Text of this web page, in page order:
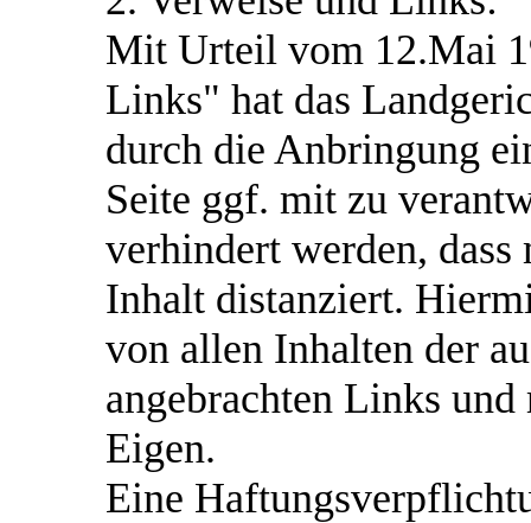
Mit Urteil vom 12.Mai
Links" hat das
durch die Anbringung
Seite ggf. mit zu
verhindert werden,
Inhalt distanziert.
von allen Inhalten der
angebrachten Links
Eigen.
Eine